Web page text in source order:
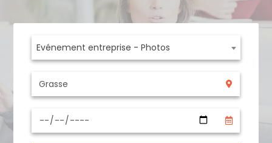
Evénement entreprise - Photos